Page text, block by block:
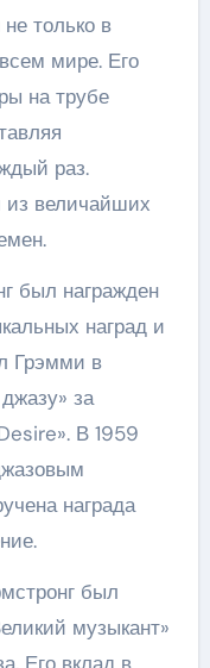
только в
мире. Его
на трубе
раз.
из величайших
был награжден
наград и
Грэмми в
за
В 1959
награда
был
музыкант»